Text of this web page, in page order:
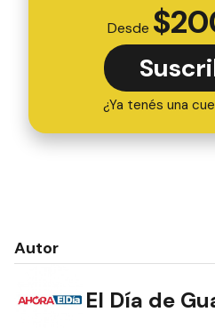
Desde $
¿Ya tenés una
Autor
El Día de